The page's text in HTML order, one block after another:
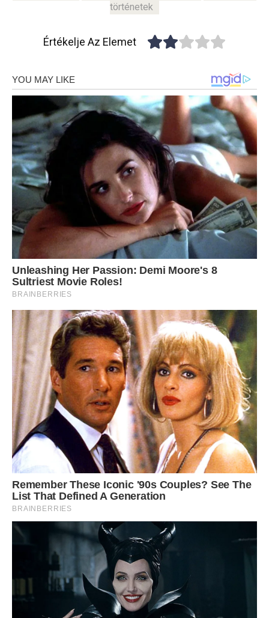
történetek
Értékelje Az Elemet